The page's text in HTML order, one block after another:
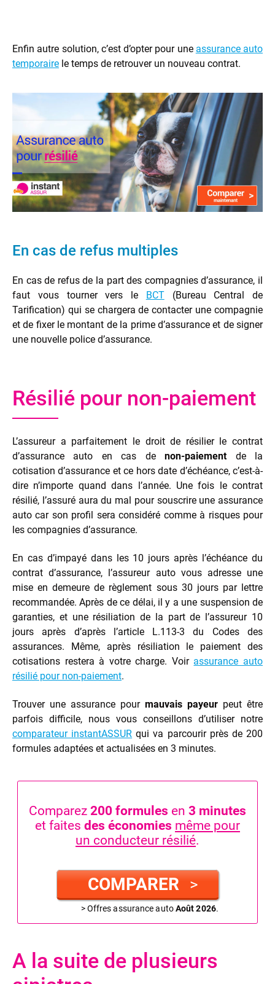
Enfin autre solution, c’est d’opter pour une assurance auto
temporaire le temps de retrouver un nouveau contrat.
En cas de refus multiples
En cas de refus de la part des compagnies d’assurance, il
faut vous tourner vers le
BCT(Bureau Central de
Tarification) qui se chargera de contacter une compagnie
et de fixer le montant de la prime d’assurance et de signer
une nouvelle police d’assurance.
Résilié pour non-paiement
L’assureur a parfaitement le droit de résilier le contrat
d’assurance auto en cas denon-paiementde la
cotisation d’assurance et ce hors date d’échéance, c’est-à-
dire n’importe quand dans l’année. Une fois le contrat
résilié, l’assuré aura du mal pour souscrire une assurance
auto car son profil sera considéré comme à risques pour
les compagnies d’assurance.
En cas d’impayé dans les 10 jours après l’échéance du
contrat d’assurance, l’assureur auto vous adresse une
mise en demeure de règlement sous 30 jours par lettre
recommandée. Après de ce délai, il y a une suspension de
garanties, et une résiliation de la part de l’assureur 10
jours après d’après l’article L.113-3 du Codes des
assurances. Même, après résiliation le paiement des
cotisations restera à votre charge. Voir assurance auto
résilié pour non-paiement.
Trouver une assurance pour mauvais payeur peut être
parfois difficile, nous vous conseillons d’utiliser notre
comparateur instantASSUR qui va parcourir près de 200
formules adaptées et actualisées en 3 minutes.
Comparez 200 formules en 3 minutes
et faites des économies même pour
un conducteur résilié.
COMPARER >
> Offres assurance autoAoût 2026.
A la suite de plusieurs